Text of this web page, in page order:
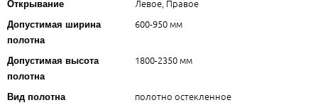
Открывание Левое, Правое
Допустимая ширина
полотна
600-950 мм
Допустимая высота
полотна
1800-2350 мм
Вид полотна полотно остекленное